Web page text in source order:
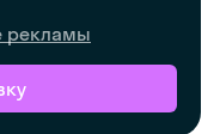
рекламы